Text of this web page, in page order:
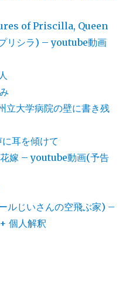
of Priscilla, Queen
リシラ) – youtube動画
立大学病院の壁に書き残
耳を傾けて
嫁 – youtube動画(予告
ルじいさんの空飛ぶ家) –
個人解釈